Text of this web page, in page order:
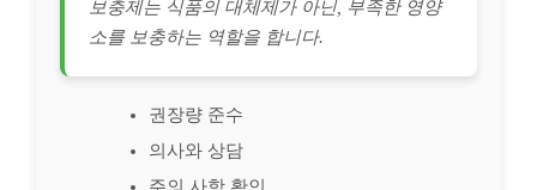
보충제는 식품의 대체제가 아닌, 부족한 영양
소를 보충하는 역할을 합니다.
권장량 준수
의사와 상담
주의 사항 확인